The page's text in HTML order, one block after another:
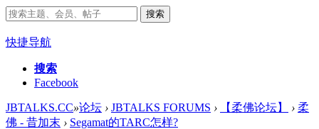
搜索
快捷导航
搜索
Facebook
JBTALKS.CC»论坛 › JBTALKS FORUMS › 【柔佛论坛】 › 柔
佛 - 昔加末 › Segamat的TARC怎样?